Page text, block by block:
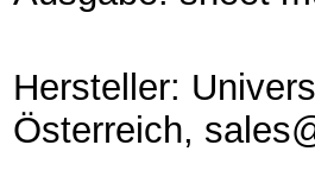
Hersteller:
Österreich,